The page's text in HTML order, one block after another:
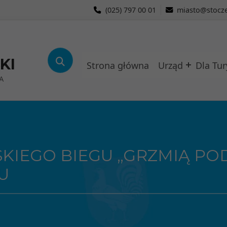
(025) 797 00 01
Strona główna Urząd Dla
BIEGU „GRZMIĄ